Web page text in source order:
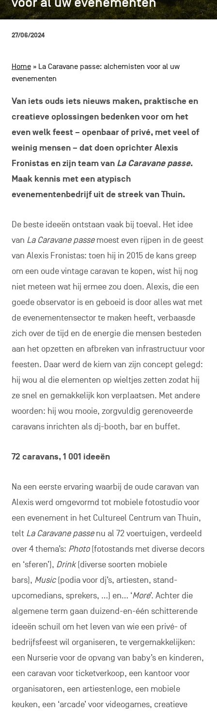
navigatie
PRIVACYBELEID
FacebookInstagramYoutubeLinkedIn
NL EN FR
27/06/2024
Home» La Caravane passe: alchemisten voor al uw
evenementen
Van iets ouds iets nieuws maken, praktische en
creatieve oplossingen bedenken voor om het
even welk feest – openbaar of privé, met veel of
weinig mensen – dat doen oprichter Alexis
Fronistas en zijn team van La Caravane passe.
Maak kennis met een atypisch
evenementenbedrijf uit de streek van Thuin.
De beste ideeën ontstaan vaak bij toeval. Het idee
van La Caravane passemoest even rijpen in de geest
van Alexis Fronistas: toen hij in 2015 de kans greep
om een oude vintage caravan te kopen, wist hij nog
niet meteen wat hij ermee zou doen. Alexis, die een
goede observator is en geboeid is door alles wat met
de evenementensector te maken heeft, verbaasde
zich over de tijd en de energie die mensen besteden
aan het opzetten en afbreken van infrastructuur voor
feesten. Daar werd de kiem van zijn concept gelegd:
hij wou al die elementen op wieltjes zetten zodat hij
ze snel en gemakkelijk kon verplaatsen. Met andere
woorden: hij wou mooie, zorgvuldig gerenoveerde
caravans inrichten als dj-booth, bar en buffet.
72 caravans, 1 001 ideeën
Na een eerste ervaring waarbij de oude caravan van
Alexis werd omgevormd tot mobiele fotostudio voor
een evenement in het Cultureel Centrum van Thuin,
telt La Caravane passenu al 72 voertuigen, verdeeld
over 4 thema’s: Photo(fotostands met diverse decors
en ‘sferen’), Drink(diverse soorten mobiele
bars), Music(podia voor dj’s, artiesten, stand-
upcomedians, sprekers, …) en… ‘More’. Achter die
algemene term gaan duizend-en-één schitterende
ideeën schuil om het leven van wie een privé- of
bedrijfsfeest wil organiseren, te vergemakkelijken:
een Nurserie voor de opvang van baby’s en kinderen,
een caravan voor ticketverkoop, een kantoor voor
organisatoren, een artiestenloge, een mobiele
keuken, een ‘arcade’ voor videogames, creatieve